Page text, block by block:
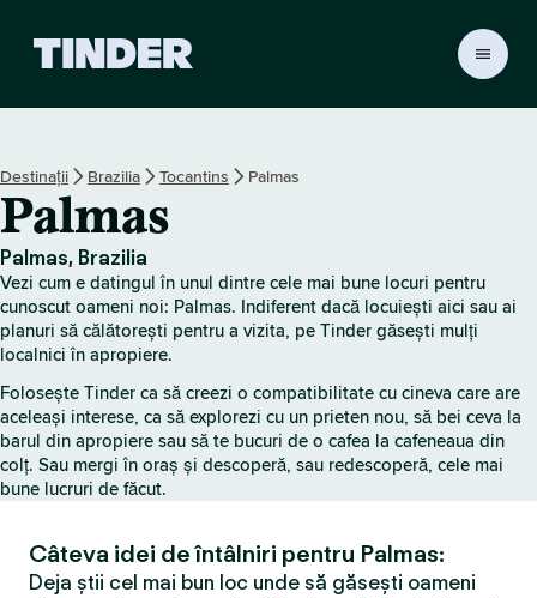
T
e
r
Destinații Brazilia Tocantins Palmas
Palmas
Palmas, Brazilia
Vezi cum e datingul în unul dintre cele mai bune locuri pentru
cunoscut oameni noi: Palmas. Indiferent dacă locuiești aici sau ai
planuri să călătorești pentru a vizita, pe Tinder găsești mulți
localnici în apropiere.
Folosește Tinder ca să creezi o compatibilitate cu cineva care are
aceleași interese, ca să explorezi cu un prieten nou, să bei ceva la
barul din apropiere sau să te bucuri de o cafea la cafeneaua din
colț. Sau mergi în oraș și descoperă, sau redescoperă, cele mai
bune lucruri de făcut.
Câteva idei de întâlniri pentru Palmas:
Deja știi cel mai bun loc unde să găsești oameni